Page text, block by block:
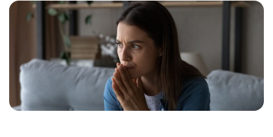
Familia
Ayuda
Cursos